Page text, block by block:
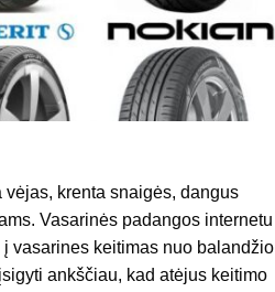
krenta snaigės, dangus
Vasarinės padangos internetu
vasarines keitimas nuo balandžio
ankščiau, kad atėjus keitimo